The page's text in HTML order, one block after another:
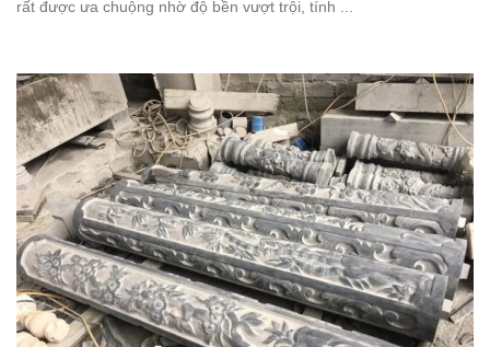
rất được ưa chuộng nhờ độ bền vượt trội, tính ...